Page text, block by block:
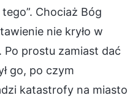
Chociaż Bóg
nie kryło w
Po prostu zamiast dać
go, po czym
katastrofy na miasto